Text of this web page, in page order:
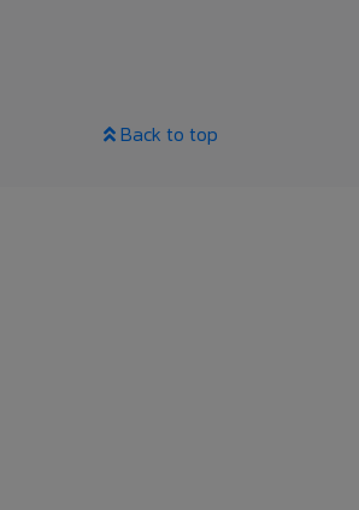
Back to top